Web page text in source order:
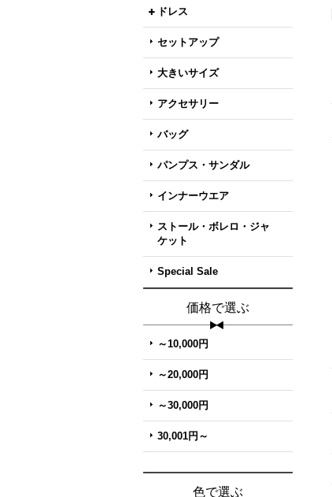
ドレス
セットアップ
大きいサイズ
アクセサリー
バッグ
パンプス・サンダル
インナーウエア
ストール・ボレロ・ジャ
ケット
Special Sale
価格で選ぶ
～10,000円
～20,000円
～30,000円
30,001円～
色で選ぶ